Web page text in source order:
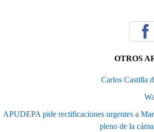
OTROS
Carlos Castilla
APUDEPA pide rectificaciones urgentes a
pleno de la